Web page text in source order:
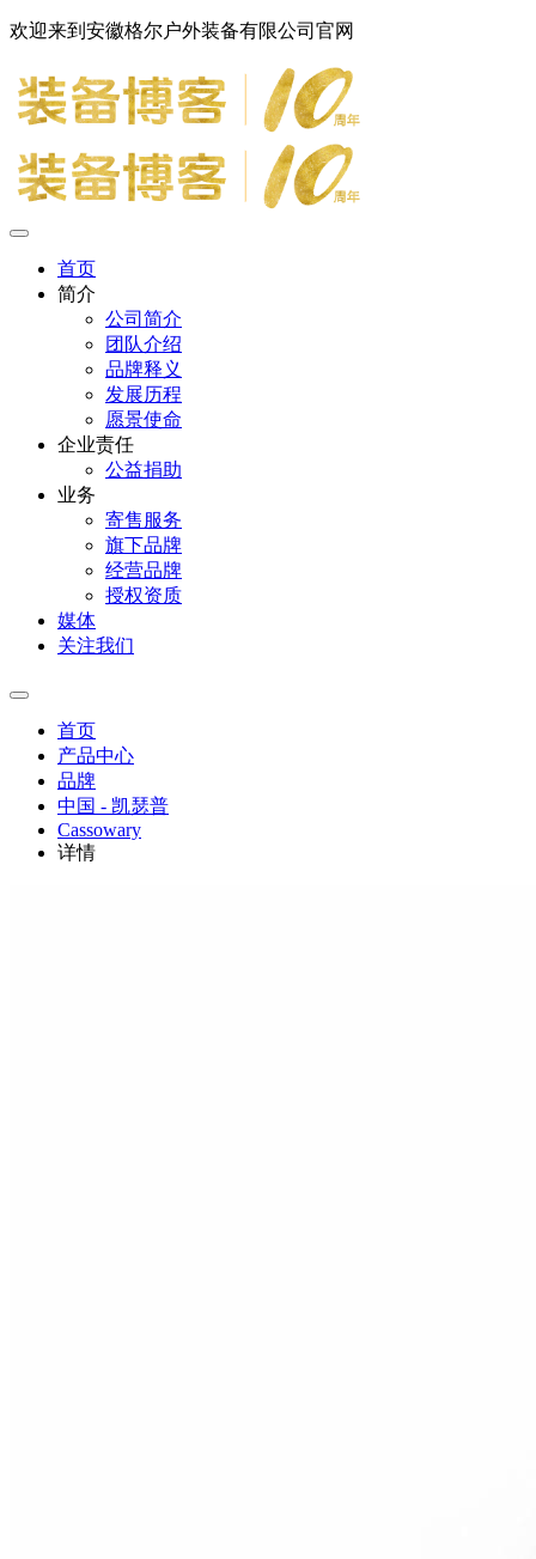
欢迎来到安徽格尔户外装备有限公司官网
首页
简介
公司简介
团队介绍
品牌释义
发展历程
愿景使命
企业责任
公益捐助
业务
寄售服务
旗下品牌
经营品牌
授权资质
媒体
关注我们
首页
产品中心
品牌
中国 - 凯瑟普
Cassowary
详情